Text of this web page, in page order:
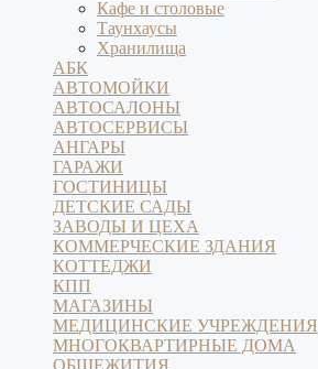
Кафе и столовые
Таунхаусы
Хранилища
АБК
АВТОМОЙКИ
АВТОСАЛОНЫ
АВТОСЕРВИСЫ
АНГАРЫ
ГАРАЖИ
ГОСТИНИЦЫ
ДЕТСКИЕ САДЫ
ЗАВОДЫ И ЦЕХА
КОММЕРЧЕСКИЕ ЗДАНИЯ
КОТТЕДЖИ
КПП
МАГАЗИНЫ
МЕДИЦИНСКИЕ УЧРЕЖДЕНИЯ
МНОГОКВАРТИРНЫЕ ДОМА
ОБЩЕЖИТИЯ